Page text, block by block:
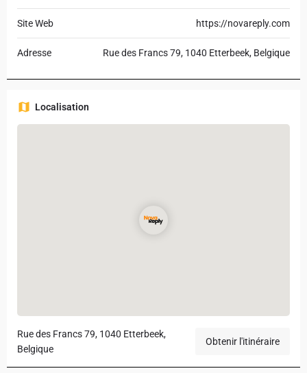
Site Web https://novareply.com
Adresse Rue des Francs 79, 1040 Etterbeek, Belgique
Localisation
Rue des Francs 79, 1040 Etterbeek,
Belgique
Obtenir l'itinéraire